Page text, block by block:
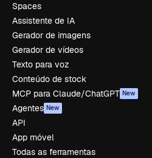
Spaces
Assistente de IA
Gerador de imagens
Gerador de vídeos
Texto para voz
Conteúdo de stock
MCP para Claude/ChatGPT New
Agentes New
API
App móvel
Todas as ferramentas